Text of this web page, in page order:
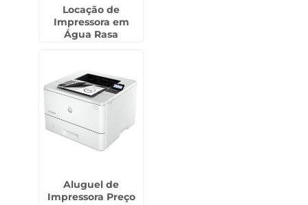
Locação de
Impressora em
Água Rasa
Aluguel de
Impressora Preço